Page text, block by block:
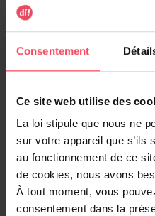
Consentement
Ce site web utilise des
La loi stipule que nous ne
sur votre appareil que s’ils
au fonctionnement de ce
de cookies, nous avons
À tout moment, vous
consentement dans la
pouvez transformer un
votre peau, surtout si elle
gras essentiels et la
apportent la dose
tandis que l’huile de
répare.